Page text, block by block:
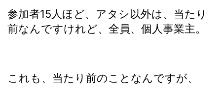
参加者15人ほど、アタシ以外は、当たり
前なんですけれど、全員、個人事業主。
これも、当たり前のことなんですが、